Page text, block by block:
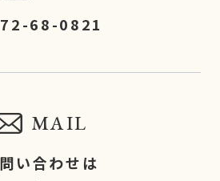
68-0821
MAIL
い合わせは